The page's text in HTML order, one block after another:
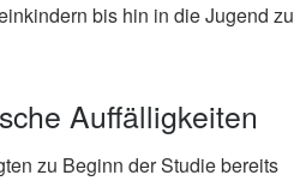
bis hin in die Jugend zu
Auffälligkeiten
zu Beginn der Studie bereits